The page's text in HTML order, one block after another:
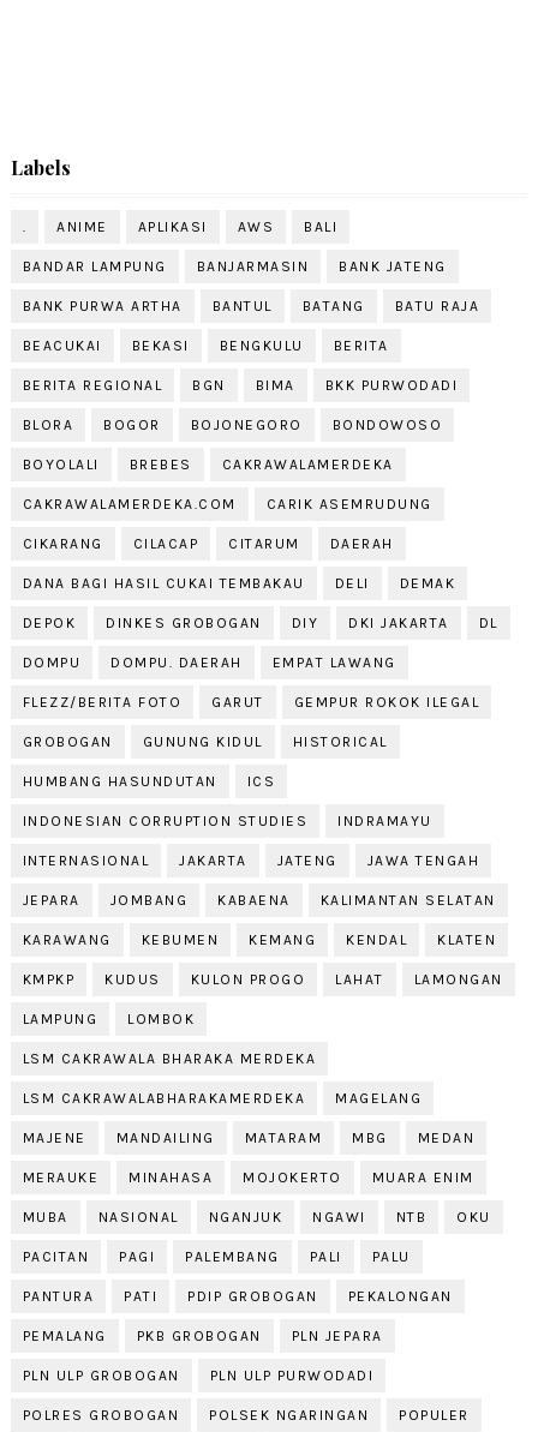
Labels
. ANIME APLIKASI AWS BALI
BANDAR LAMPUNG BANJARMASIN BANK JATENG
BANK PURWA ARTHA BANTUL BATANG BATU RAJA
BEACUKAI BEKASI BENGKULU BERITA
BERITA REGIONAL BGN BIMA BKK PURWODADI
BLORA BOGOR BOJONEGORO BONDOWOSO
BOYOLALI BREBES CAKRAWALAMERDEKA
CAKRAWALAMERDEKA.COM CARIK ASEMRUDUNG
CIKARANG CILACAP CITARUM DAERAH
DANA BAGI HASIL CUKAI TEMBAKAU DELI DEMAK
DEPOK DINKES GROBOGAN DIY DKI JAKARTA DL
DOMPU DOMPU. DAERAH EMPAT LAWANG
FLEZZ/BERITA FOTO GARUT GEMPUR ROKOK ILEGAL
GROBOGAN GUNUNG KIDUL HISTORICAL
HUMBANG HASUNDUTAN ICS
INDONESIAN CORRUPTION STUDIES INDRAMAYU
INTERNASIONAL JAKARTA JATENG JAWA TENGAH
JEPARA JOMBANG KABAENA KALIMANTAN SELATAN
KARAWANG KEBUMEN KEMANG KENDAL KLATEN
KMPKP KUDUS KULON PROGO LAHAT LAMONGAN
LAMPUNG LOMBOK
LSM CAKRAWALA BHARAKA MERDEKA
LSM CAKRAWALABHARAKAMERDEKA MAGELANG
MAJENE MANDAILING MATARAM MBG MEDAN
MERAUKE MINAHASA MOJOKERTO MUARA ENIM
MUBA NASIONAL NGANJUK NGAWI NTB OKU
PACITAN PAGI PALEMBANG PALI PALU
PANTURA PATI PDIP GROBOGAN PEKALONGAN
PEMALANG PKB GROBOGAN PLN JEPARA
PLN ULP GROBOGAN PLN ULP PURWODADI
POLRES GROBOGAN POLSEK NGARINGAN POPULER